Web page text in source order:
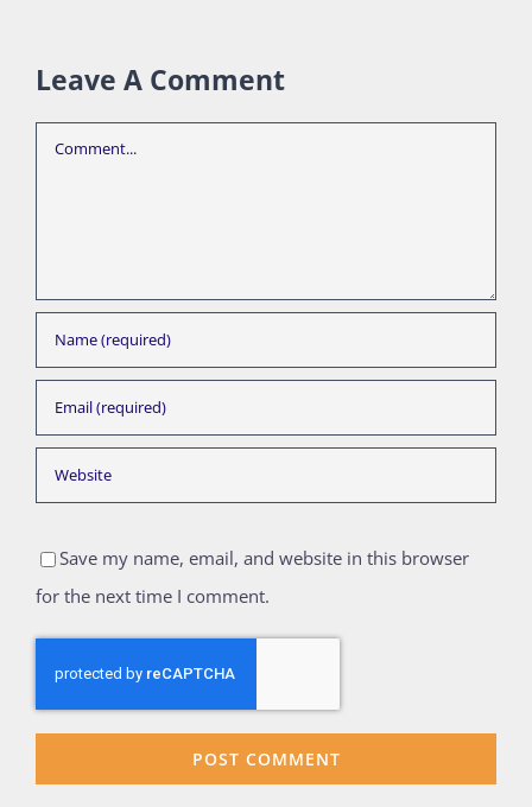
Leave A Comment
Comment
Save my name, email, and website in this browser
for the next time I comment.